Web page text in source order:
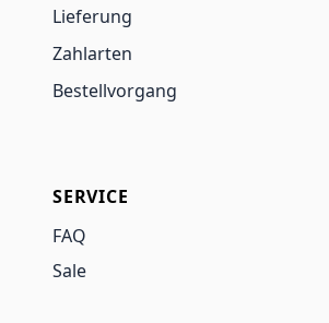
Lieferung
Zahlarten
Bestellvorgang
SERVICE
FAQ
Sale